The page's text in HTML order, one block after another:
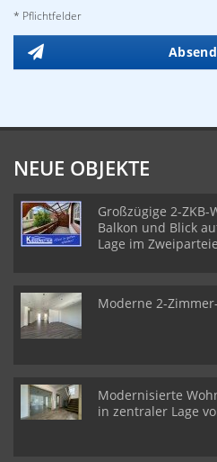
* Pflichtfelder
NEUE OBJEKTE
Großzügige 2-
Balkon und Blick
Lage im
Moderne 2-
Modernisierte
in zentraler Lage